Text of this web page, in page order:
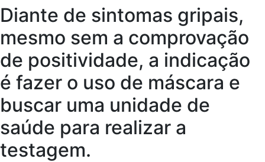
Diante de sintomas gripais,
mesmo sem a comprovação
de positividade, a indicação
é fazer o uso de máscara e
buscar uma unidade de
saúde para realizar a
testagem.